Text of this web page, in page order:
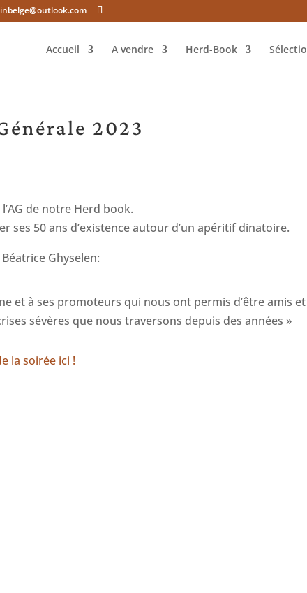
Accueil A vendre Herd-Book
2023
de notre Herd book.
ses 50 ans d’existence autour d’un apéritif dinatoire.
Ghyselen:
et à ses promoteurs qui nous ont permis d’être amis
sévères que nous traversons depuis des années »
la soirée ici !